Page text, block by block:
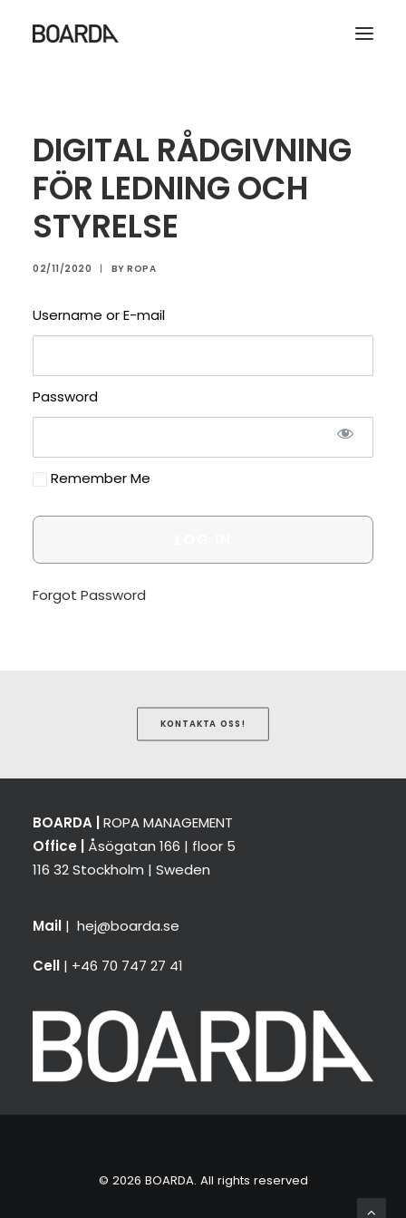
| RÅDGIVNING
| DEMO
| OM
Search
DIGITAL RÅDGIVNING
FÖR LEDNING OCH
STYRELSE
02/11/2020 | BY ROPA
Username or E-mail
Password
Remember Me
Forgot Password
KONTAKTA OSS!
BOARDA | ROPA MANAGEMENT
Office | Åsögatan 166 | floor 5
116 32 Stockholm | Sweden
Mail | hej@boarda.se
Cell | +46 70 747 27 41
© 2026 BOARDA. All rights reserved